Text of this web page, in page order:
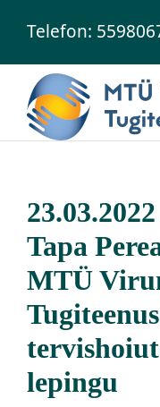
content
Telefon:
Ühingust
Meie inimesed
Teenused
Uudised
Tapa
MTÜ
lepingu